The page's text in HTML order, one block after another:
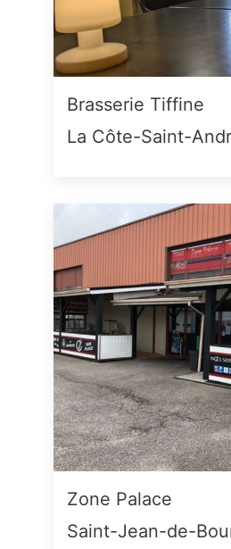
Brasserie Tiffine
La Côte-Saint-
Zone Palace
Saint-Jean-de-